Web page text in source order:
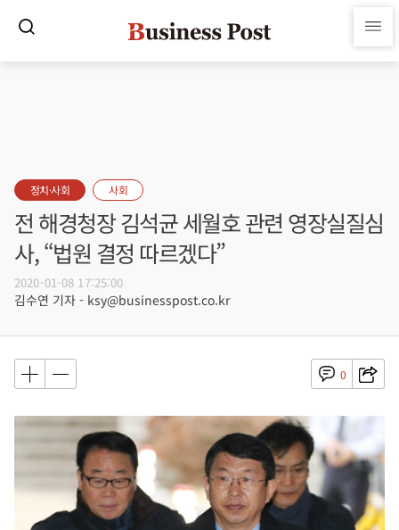
정치·사회 사회
전 해경청장 김석균 세월호 관련 영장실질심
사, “법원 결정 따르겠다”
2020-01-08 17:25:00
김수연 기자 - ksy@businesspost.co.kr
0